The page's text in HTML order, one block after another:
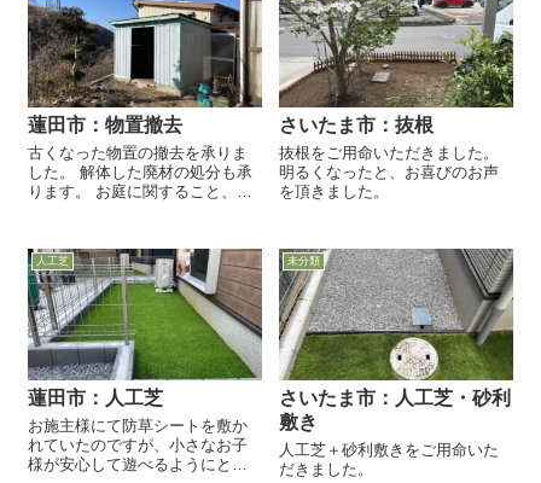
蓮田市：物置撤去
古くなった物置の撤去を承りま
した。 解体した廃材の処分も承
ります。 お庭に関すること、お
さいたま市：抜根
抜根をご用命いただきました。
明るくなったと、お喜びのお声
を頂きました。
人工芝
蓮田市：人工芝
お施主様にて防草シートを敷か
れていたのですが、小さなお子
様が安心して遊べるようにと、
未分類
さいたま市：人工芝・砂利
敷き
人工芝＋砂利敷きをご用命いた
だきました。